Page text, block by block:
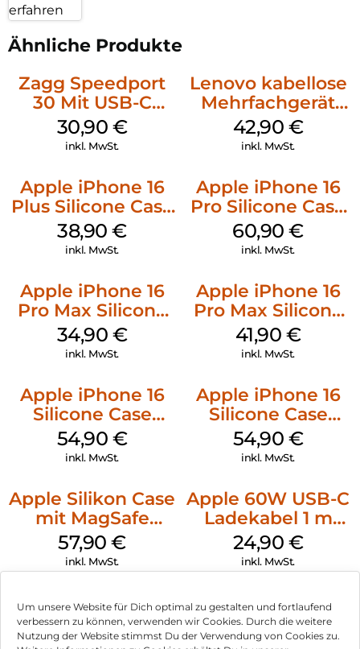
Um unsere Website für Dich optimal zu gestalten und fortlaufend
verbessern zu können, verwenden wir Cookies. Durch die weitere
Nutzung der Website stimmst Du der Verwendung von Cookies zu.
erfahren
Ähnliche Produkte
Zagg Speedport
30 Mit USB-C
Kabel Weiß
30,90 €
inkl. MwSt.
Lenovo kabellose
Mehrfachgerät
Luna Grey
42,90 €
inkl. MwSt.
Apple iPhone 16
Plus Silicone Case
MagSafe Denim
38,90€
inkl. MwSt.
Apple iPhone 16
Pro Silicone Case
MagSafe Stone
Gray
60,90€
inkl. MwSt.
Apple iPhone 16
Pro Max Silicone
Case MagSafe
Denim
34,90 €
inkl. MwSt.
Apple iPhone 16
Pro Max Silicone
Case MagSafe
Ultramarine
41,90 €
inkl. MwSt.
Apple iPhone 16
Silicone Case
MagSafe Lake
Green
54,90 €
inkl. MwSt.
Apple iPhone 16
Silicone Case
MagSafe Black
54,90 €
inkl. MwSt.
Apple Silikon Case
mit MagSafe
iPhone 14 Pro
(PRODUCT)RED
57,90€
inkl. MwSt.
Apple 60W USB-C
Ladekabel 1 m
Weiß
24,90 €
inkl. MwSt.